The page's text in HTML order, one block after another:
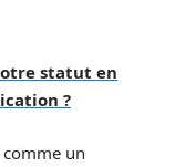
statut en
?
un